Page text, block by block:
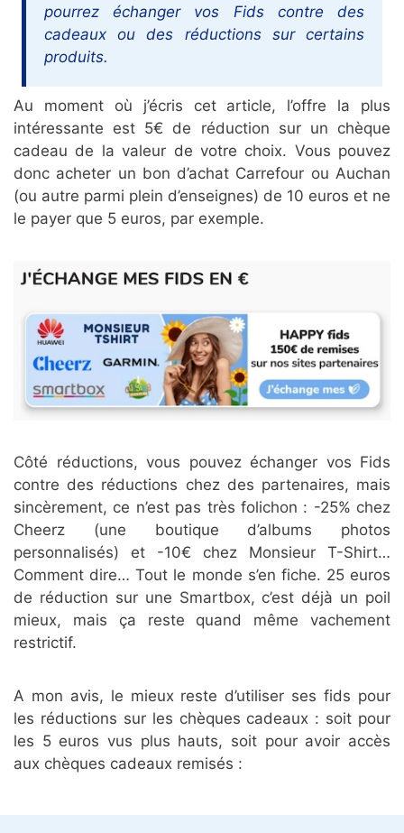
pourrez échanger vos Fids contre des
cadeaux ou des réductions sur certains
produits.
Au moment où j’écris cet article, l’offre la plus
intéressante est 5€ de réduction sur un chèque
cadeau de la valeur de votre choix. Vous pouvez
donc acheter un bon d’achat Carrefour ou Auchan
(ou autre parmi plein d’enseignes) de 10 euros et ne
le payer que 5 euros, par exemple.
Côté réductions, vous pouvez échanger vos Fids
contre des réductions chez des partenaires, mais
sincèrement, ce n’est pas très folichon : -25% chez
Cheerz (une boutique d’albums photos
personnalisés) et -10€ chez Monsieur T-Shirt…
Comment dire… Tout le monde s’en fiche. 25 euros
de réduction sur une Smartbox, c’est déjà un poil
mieux, mais ça reste quand même vachement
restrictif.
A mon avis, le mieux reste d’utiliser ses fids pour
les réductions sur les chèques cadeaux : soit pour
les 5 euros vus plus hauts, soit pour avoir accès
aux chèques cadeaux remisés :